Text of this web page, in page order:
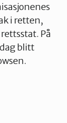
i retten,
På
blitt